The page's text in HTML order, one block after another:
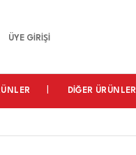
ÜYE GİRİŞİ
DİĞER ÜRÜNLER